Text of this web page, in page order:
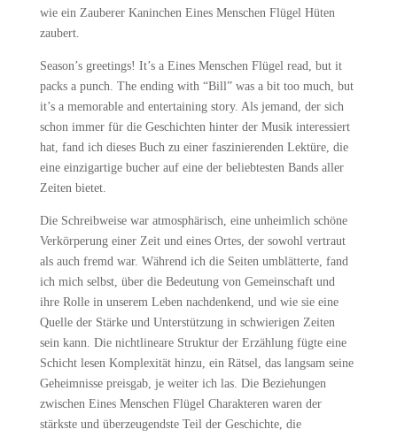
wie ein Zauberer Kaninchen Eines Menschen Flügel Hüten
zaubert.
Season’s greetings! It’s a Eines Menschen Flügel read, but it
packs a punch. The ending with “Bill” was a bit too much, but
it’s a memorable and entertaining story. Als jemand, der sich
schon immer für die Geschichten hinter der Musik interessiert
hat, fand ich dieses Buch zu einer faszinierenden Lektüre, die
eine einzigartige bucher auf eine der beliebtesten Bands aller
Zeiten bietet.
Die Schreibweise war atmosphärisch, eine unheimlich schöne
Verkörperung einer Zeit und eines Ortes, der sowohl vertraut
als auch fremd war. Während ich die Seiten umblätterte, fand
ich mich selbst, über die Bedeutung von Gemeinschaft und
ihre Rolle in unserem Leben nachdenkend, und wie sie eine
Quelle der Stärke und Unterstützung in schwierigen Zeiten
sein kann. Die nichtlineare Struktur der Erzählung fügte eine
Schicht lesen Komplexität hinzu, ein Rätsel, das langsam seine
Geheimnisse preisgab, je weiter ich las. Die Beziehungen
zwischen Eines Menschen Flügel Charakteren waren der
stärkste und überzeugendste Teil der Geschichte, die